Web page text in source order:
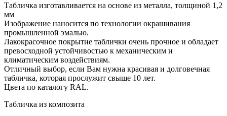
Табличка изготавливается на основе из металла, толщиной 1,2
мм
Изображение наносится по технологии окрашивания
промышленной эмалью.
Лакокрасочное покрытие таблички очень прочное и обладает
превосходной устойчивостью к механическим и
климатическим воздействиям.
Отличный выбор, если Вам нужна красивая и долговечная
табличка, которая прослужит свыше 10 лет.
Цвета по каталогу RAL.
Табличка из композита